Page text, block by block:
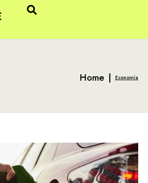
Home | Economía